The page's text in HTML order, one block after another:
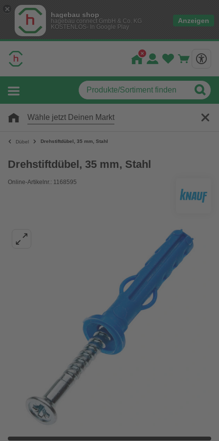
hagebau shop
hagebau connect GmbH & Co. KG
KOSTENLOS- In Google Play
Anzeigen
Wähle jetzt Deinen Markt
Dübel Drehstiftdübel, 35 mm, Stahl
Drehstiftdübel, 35 mm, Stahl
Online-Artikelnr.: 1168595